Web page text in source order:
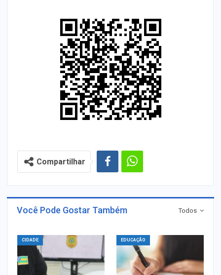
Compartilhar
Todos
Você Pode Gostar Também
CIDADE EDUCAÇÃO